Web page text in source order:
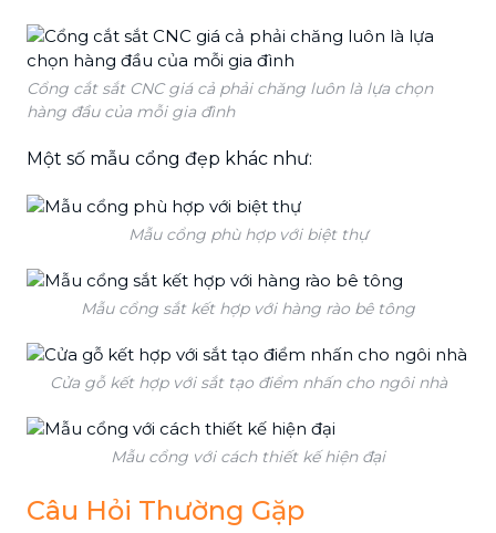
Cổng cắt sắt CNC giá cả phải chăng luôn là lựa chọn
hàng đầu của mỗi gia đình
Một số mẫu cổng đẹp khác như:
Mẫu cổng phù hợp với biệt thự
Mẫu cổng sắt kết hợp với hàng rào bê tông
Cửa gỗ kết hợp với sắt tạo điểm nhấn cho ngôi nhà
Mẫu cổng với cách thiết kế hiện đại
Câu Hỏi Thường Gặp